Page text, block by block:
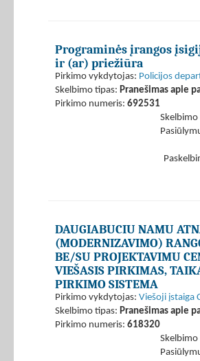
Programinės įrangos
ir (ar) priežiūra
Pirkimo vykdytojas: Policijos
Skelbimo tipas: Pranešimas apie
Pirkimo numeris: 692531
DAUGIABUCIU NAMU
(MODERNIZAVIMO)
BE/SU PROJEKTAVIMU
VIEŠASIS PIRKIMAS,
PIRKIMO SISTEMA
Pirkimo vykdytojas: Viešoji įstaiga
Skelbimo tipas: Pranešimas apie
Pirkimo numeris: 618320